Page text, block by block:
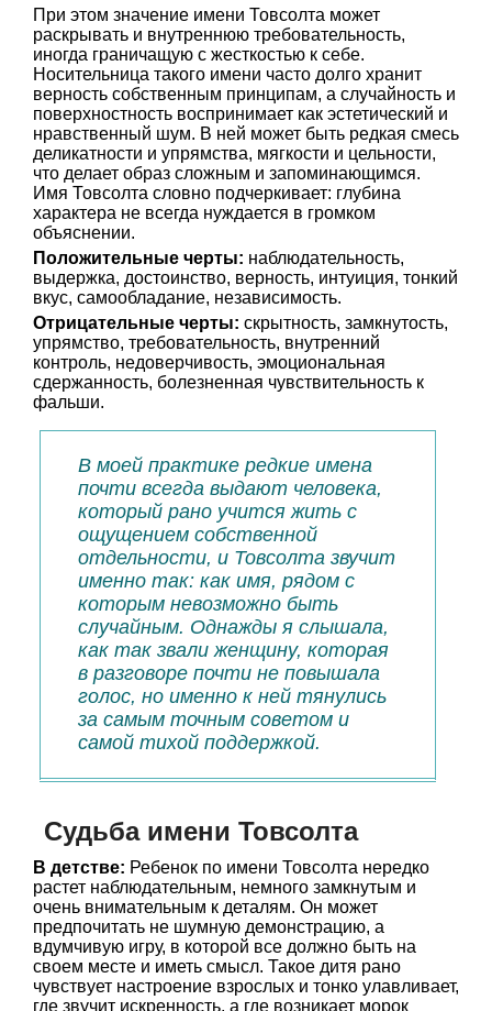
При этом значение имени Товсолта может
раскрывать и внутреннюю требовательность,
иногда граничащую с жесткостью к себе.
Носительница такого имени часто долго хранит
верность собственным принципам, а случайность и
поверхностность воспринимает как эстетический и
нравственный шум. В ней может быть редкая смесь
деликатности и упрямства, мягкости и цельности,
что делает образ сложным и запоминающимся.
Имя Товсолта словно подчеркивает: глубина
характера не всегда нуждается в громком
объяснении.
Положительные черты: наблюдательность,
выдержка, достоинство, верность, интуиция, тонкий
вкус, самообладание, независимость.
Отрицательные черты: скрытность, замкнутость,
упрямство, требовательность, внутренний
контроль, недоверчивость, эмоциональная
сдержанность, болезненная чувствительность к
фальши.
В моей практике редкие имена
почти всегда выдают человека,
который рано учится жить с
ощущением собственной
отдельности, и Товсолта звучит
именно так: как имя, рядом с
которым невозможно быть
случайным. Однажды я слышала,
как так звали женщину, которая
в разговоре почти не повышала
голос, но именно к ней тянулись
за самым точным советом и
самой тихой поддержкой.
Судьба имени Товсолта
В детстве: Ребенок по имени Товсолта нередко
растет наблюдательным, немного замкнутым и
очень внимательным к деталям. Он может
предпочитать не шумную демонстрацию, а
вдумчивую игру, в которой все должно быть на
своем месте и иметь смысл. Такое дитя рано
чувствует настроение взрослых и тонко улавливает,
где звучит искренность, а где возникает морок